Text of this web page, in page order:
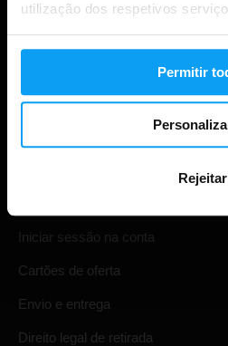
utilização dos respetivos
Permitir
Rejeitar
Iniciar sessão na conta
Cartões de oferta
Envio e entrega
Direito legal de retirada